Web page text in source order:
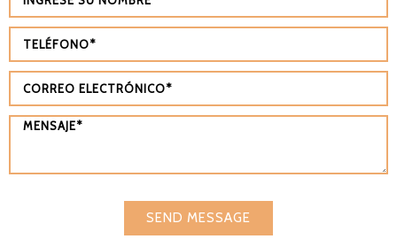
SEND MESSAGE